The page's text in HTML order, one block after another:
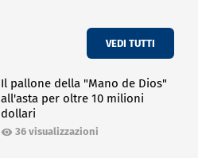
VEDI TUTTI
Il pallone della "Mano de Dios"
all'asta per oltre 10 milioni
dollari
36 visualizzazioni